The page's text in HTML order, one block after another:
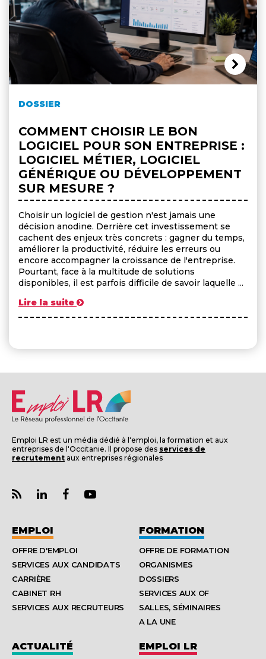
DOSSIER
COMMENT CHOISIR LE BON
LOGICIEL POUR SON ENTREPRISE :
LOGICIEL MÉTIER, LOGICIEL
GÉNÉRIQUE OU DÉVELOPPEMENT
SUR MESURE ?
Choisir un logiciel de gestion n'est jamais une
décision anodine. Derrière cet investissement se
cachent des enjeux très concrets : gagner du temps,
améliorer la productivité, réduire les erreurs ou
encore accompagner la croissance de l'entreprise.
Pourtant, face à la multitude de solutions
disponibles, il est parfois difficile de savoir laquelle ...
Lire la suite
Emploi LR est un média dédié à l'emploi, la formation et aux
entreprises de l'Occitanie. Il propose des services de
recrutement aux entreprises régionales
EMPLOI
OFFRE D'EMPLOI
SERVICES AUX CANDIDATS
CARRIÈRE
CABINET RH
SERVICES AUX RECRUTEURS
FORMATION
OFFRE DE FORMATION
ORGANISMES
DOSSIERS
SERVICES AUX OF
SALLES, SÉMINAIRES
A LA UNE
ACTUALITÉ EMPLOI LR